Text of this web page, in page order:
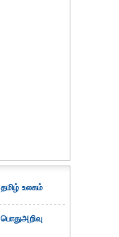
தமிழ் உலகம்
பொதுஅறிவு